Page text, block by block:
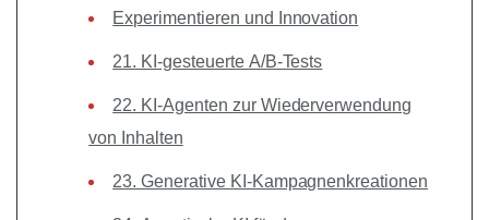
Experimentieren und Innovation
21. KI-gesteuerte A/B-Tests
22. KI-Agenten zur Wiederverwendung
von Inhalten
23. Generative KI-Kampagnenkreationen